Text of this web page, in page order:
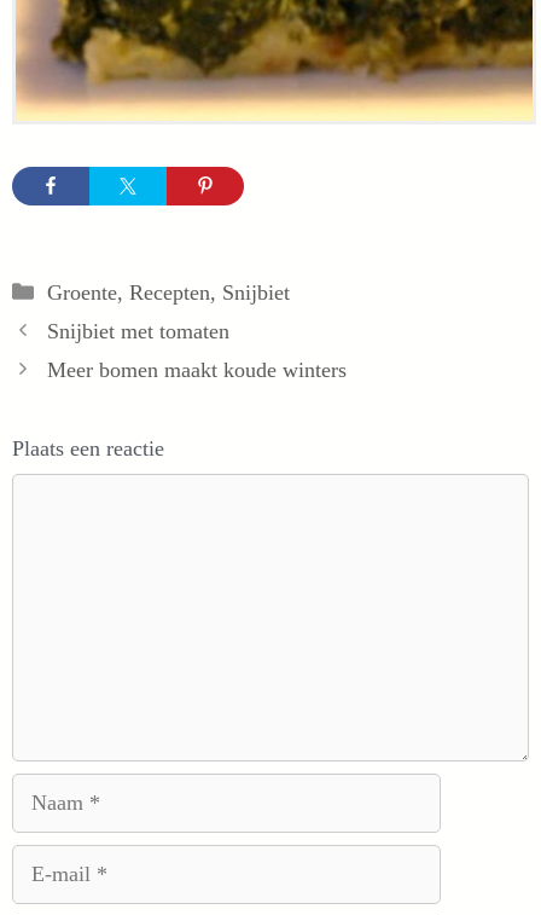
Categorieën
Groente, Recepten, Snijbiet
Snijbiet met tomaten
Meer bomen maakt koude winters
Plaats een reactie